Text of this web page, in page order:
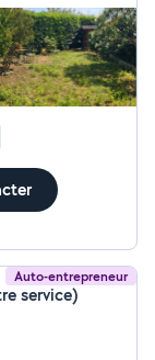
Fendage
et déchets
Équipé d'un
je
surfaces tout
votre jardin
Auto-entrepreneur
service)